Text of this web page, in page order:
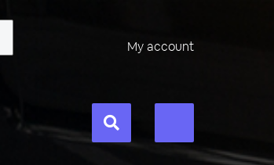
My account